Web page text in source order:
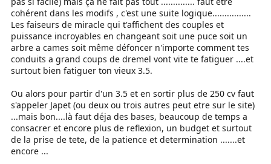
cohérent dans les modifs , c'est une suite logique................
Les faiseurs de miracle qui t'affichent des couples et
puissance incroyables en changeant soit une puce soit un
arbre a cames soit même défoncer n'importe comment tes
conduits a grand coups de dremel vont vite te fatiguer ....et
surtout bien fatiguer ton vieux 3.5.
Ou alors pour partir d'un 3.5 et en sortir plus de 250 cv faut
s'appeler Japet (ou deux ou trois autres peut etre sur le site)
...mais bon....là faut déja des bases, beaucoup de temps a
consacrer et encore plus de reflexion, un budget et surtout
de la prise de tete, de la patience et determination .......et
encore ...